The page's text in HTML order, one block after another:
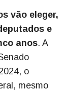
vão eleger,
e
anos. A
o
mesmo